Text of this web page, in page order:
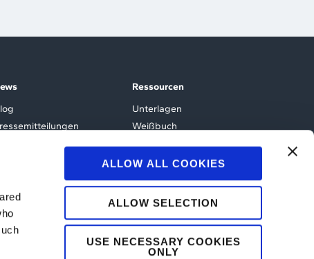
ALLOW ALL COOKIES
ALLOW SELECTION
USE NECESSARY COOKIES
ONLY
Ressourcen
Unterlagen
Weißbuch